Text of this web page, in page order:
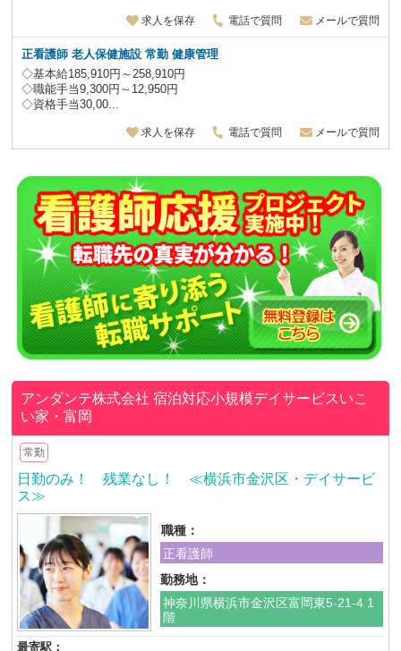
求人を保存 電話で質問 メールで質問
正看護師 老人保健施設常勤 健康管理
◇基本給185,910円～258,910円
◇職能手当9,300円～12,950円
◇資格手当30,00...
求人を保存 電話で質問 メールで質問
アンダンテ株式会社宿泊対応小規模デイサービスいこ
い家・富岡
常勤
日勤のみ！ 残業なし！ ≪横浜市金沢区・デイサービ
ス≫
職種：
正看護師
勤務地：
神奈川県横浜市金沢区富岡東5-21-4 1
階
最寄駅：